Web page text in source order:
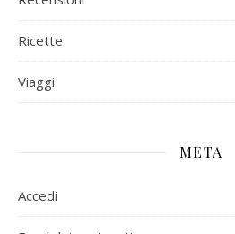
Ricette
Viaggi
META
Accedi